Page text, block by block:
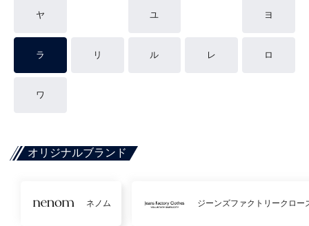
ヤ ユ ヨ
ラ リ ル レ ロ
ワ
オリジナルブランド
ネノム ジーンズファクトリークロー